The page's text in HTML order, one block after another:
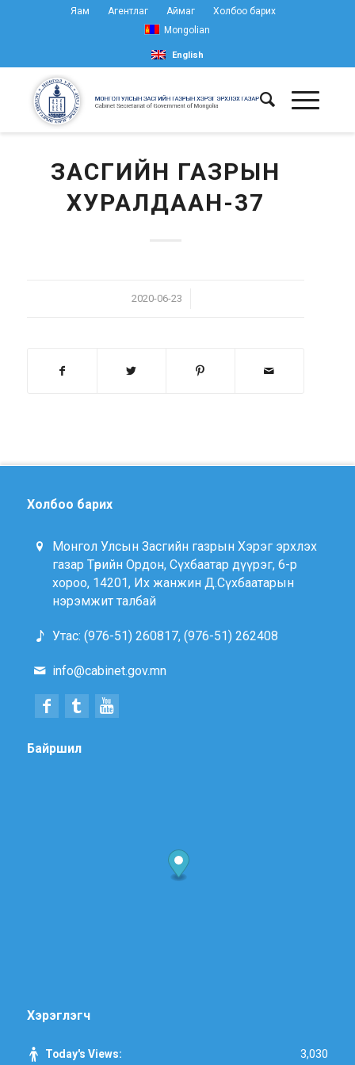
Яам Агентлаг Аймаг
Холбоо барих
Mongolian
English
ЗАСГИЙН ГАЗРЫН
ХУРАЛДААН-37
2020-06-23
/
Холбоо барих
Монгол Улсын Засгийн газрын Хэрэг эрхлэх
газар Төрийн Ордон, Сүхбаатар дүүрэг, 6-р
хороо, 14201, Их жанжин Д.Сүхбаатарын
нэрэмжит талбай
Утас: (976-51) 260817, (976-51) 262408
info@cabinet.gov.mn
Байршил
Хэрэглэгч
Today's Views: 3,030